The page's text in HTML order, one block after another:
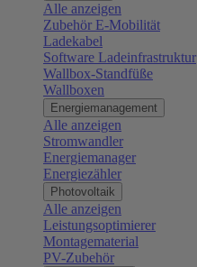
Alle anzeigen
Zubehör E-Mobilität
Ladekabel
Software Ladeinfrastruktur
Wallbox-Standfüße
Wallboxen
Energiemanagement
Alle anzeigen
Stromwandler
Energiemanager
Energiezähler
Photovoltaik
Alle anzeigen
Leistungsoptimierer
Montagematerial
PV-Zubehör